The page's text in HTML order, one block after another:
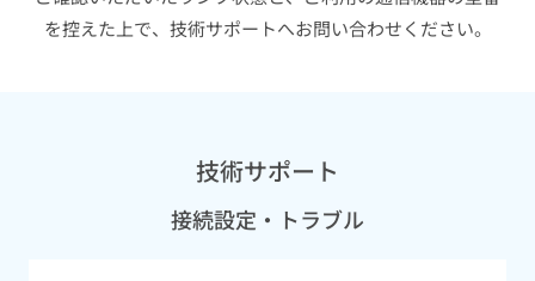
を控えた上で、技術サポートへお問い合わせください。
技術サポート
接続設定・トラブル